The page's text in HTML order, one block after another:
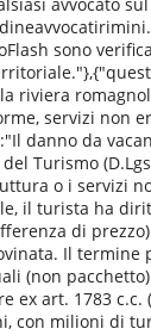
sono
riviera
servizi non
danno da
Turismo
o i servizi
il turista ha
di
Il termine
(non
ex art. 1783 c.c.
con milioni di